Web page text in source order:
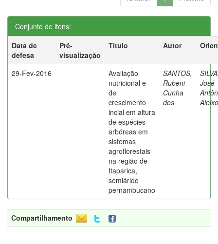
Conjunto de itens:
Data de
defesa
Pré-
visualização
Título Autor
29-Fev-2016
Avaliação
nutricional e
de
crescimento
incial em altura
de espécies
arbóreas em
sistemas
agroflorestais
na região de
Itaparica,
semiárido
pernambucano
SANTOS,
Rubeni
Cunha
dos
José
Compartilhamento